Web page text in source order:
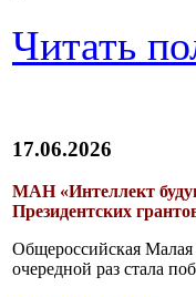
Читать
17.06.2026
МАН «Интеллект
Президентских
Общероссийская Малая
очередной раз стала